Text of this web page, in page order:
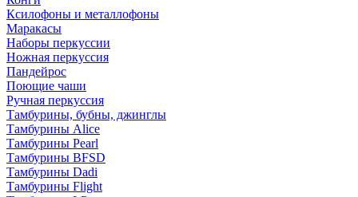
Ксилофоны и металлофоны
Маракасы
Наборы перкуссии
Ножная перкуссия
Пандейрос
Поющие чаши
Ручная перкуссия
Тамбурины, бубны, джинглы
Тамбурины Alice
Тамбурины Pearl
Тамбурины BFSD
Тамбурины Dadi
Тамбурины Flight